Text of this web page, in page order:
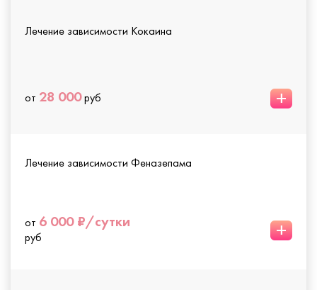
Лечение зависимости Кокаина
от 28 000руб +
Лечение зависимости Феназепама
от 6 000 ₽/сутки
руб +